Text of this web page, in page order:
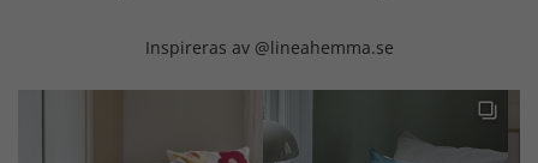
Inspireras av @lineahemma.se